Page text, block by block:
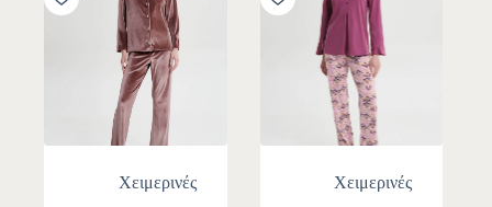
Χειμερινές Χειμερινές